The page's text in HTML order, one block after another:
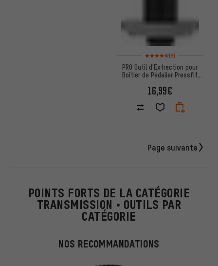
Note moyenne : 4,5 sur 5
(8)
PRO Outil d'Extraction pour
Boîtier de Pédalier Pressfit
16,99€
Page suivante
POINTS FORTS DE LA CATÉGORIE
TRANSMISSION • OUTILS PAR
CATÉGORIE
NOS RECOMMANDATIONS